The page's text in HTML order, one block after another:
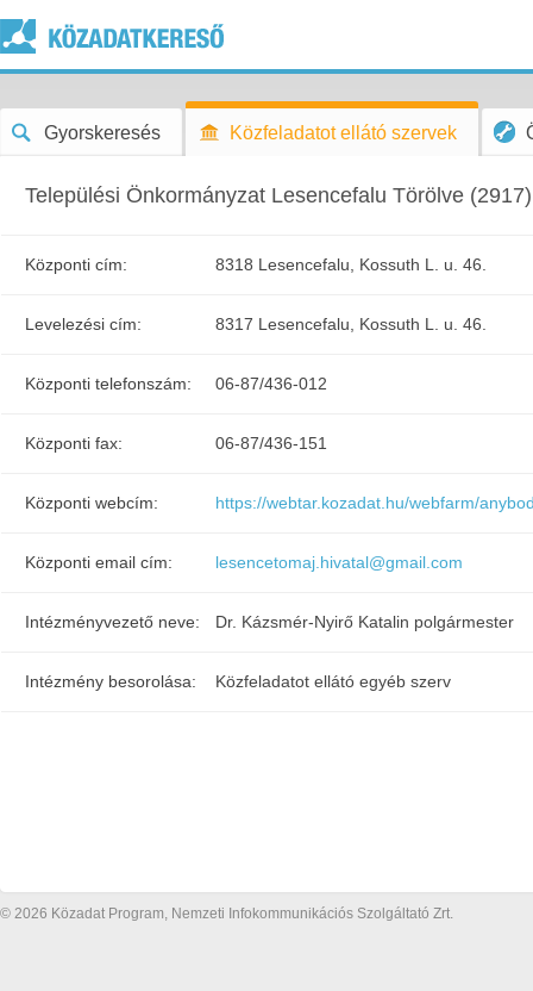
Gyorskeresés Közfeladatot ellátó szervek
Települési Önkormányzat Lesencefalu Törölve (2917)
Központi cím: 8318 Lesencefalu, Kossuth L. u. 46.
Levelezési cím: 8317 Lesencefalu, Kossuth L. u. 46.
Központi telefonszám: 06-87/436-012
Központi fax: 06-87/436-151
Központi webcím: https://webtar.kozadat.hu/webfarm/
Központi email cím: lesencetomaj.hivatal@gmail.com
Intézményvezető neve: Dr. Kázsmér-Nyirő Katalin polgármester
Intézmény besorolása: Közfeladatot ellátó egyéb szerv
© 2026 Közadat Program, Nemzeti Infokommunikációs Szolgáltató Zrt.